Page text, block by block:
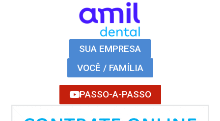
SUA EMPRESA
VOCÊ / FAMÍLIA
PASSO-A-PASSO